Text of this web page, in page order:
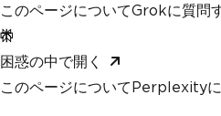
このページについてGrokに質問
困惑の中で開く
このページについてPerplexity